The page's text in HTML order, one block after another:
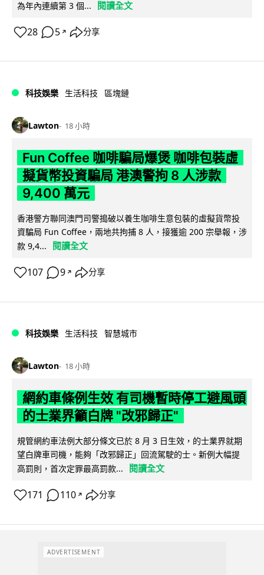
為年內連續第 3 個...
閱讀全文
28 5 ↗ 分享
科技娛樂 生活科技 區塊鏈
Lawton 18 小時
Fun Coffee 咖啡騙局爆煲 咖啡包裝虛
擬貨幣投資騙局 港澳警拘 8 人涉款
9,400 萬元
香港警方聯同澳門司警搗破以養生咖啡生意包裝的虛擬貨幣投
資騙局 Fun Coffee，兩地共拘捕 8 人，接獲逾 200 宗舉報，涉
款 9,4...
閱讀全文
107 9 ↗ 分享
科技娛樂 生活科技 智慧城市
Lawton 18 小時
網約車條例生效 有司機暫時停工避風頭
的士業界籲白牌 "改邪歸正"
規管網約車法例大部分條文已於 8 月 3 日生效，的士業界就期
望白牌車司機，能夠「改邪歸正」回流駕駛的士。新例大幅提
高罰則，首次定罪最高罰款...
閱讀全文
171 110 ↗ 分享
ADVERTISEMENT